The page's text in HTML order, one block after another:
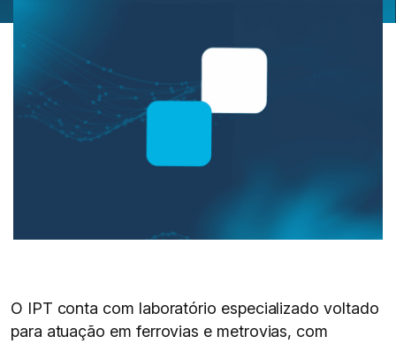
O IPT conta com laboratório especializado voltado
para atuação em ferrovias e metrovias, com